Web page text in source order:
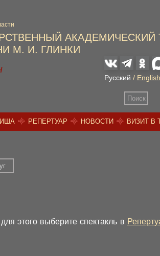
АКАДЕМИЧЕСКИЙ
М. И. ГЛИНКИ
Русский / English
Поиск
РЕПЕРТУАР НОВОСТИ ВИЗИТ В
этого выберите спектакль в